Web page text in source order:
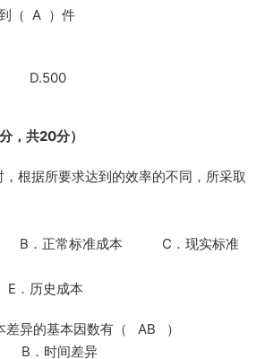
（ A ）件
D.500
分，共20分）
根据所要求达到的效率的不同，所采取
B．正常标准成本 C．现实标准
历史成本
差异的基本因数有（ AB ）
时间差异